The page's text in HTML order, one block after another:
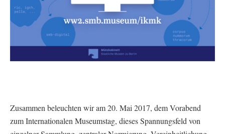
Zusammen beleuchten wir am 20. Mai 2017, dem Vorabend
zum Internationalen Museumstag, dieses Spannungsfeld von